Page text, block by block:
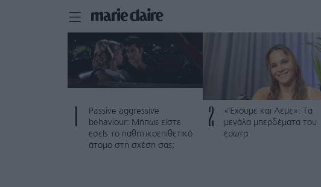
Passive aggressive
behaviour: Μήπως είστε
εσείς το παθητικοεπιθετικό
άτομο στη σχέση σας;
2
«Έχουμε και Λέμε»: Τα
μεγάλα μπερδέματα του
έρωτα